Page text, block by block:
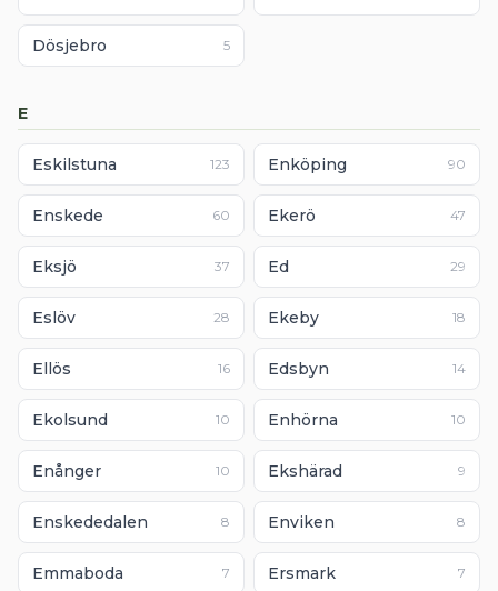
Dösjebro 5
E
Eskilstuna 123 Enköping 90
Enskede 60 Ekerö 47
Eksjö 37 Ed 29
Eslöv 28 Ekeby 18
Ellös 16 Edsbyn 14
Ekolsund 10 Enhörna 10
Enånger 10 Ekshärad 9
Enskededalen 8 Enviken 8
Emmaboda 7 Ersmark 7